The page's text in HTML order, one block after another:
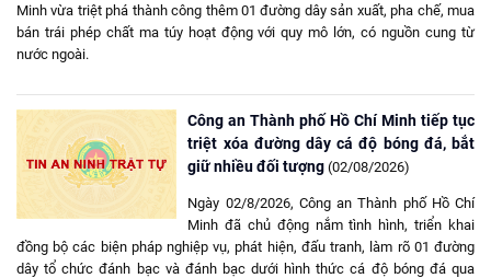
Minh vừa triệt phá thành công thêm 01 đường dây sản xuất, pha chế, mua
bán trái phép chất ma túy hoạt động với quy mô lớn, có nguồn cung từ
nước ngoài.
Công an Thành phố Hồ Chí Minh tiếp tục
triệt xóa đường dây cá độ bóng đá, bắt
giữ nhiều đối tượng (02/08/2026)
Ngày 02/8/2026, Công an Thành phố Hồ Chí
Minh đã chủ động nắm tình hình, triển khai
đồng bộ các biện pháp nghiệp vụ, phát hiện, đấu tranh, làm rõ 01 đường
dây tổ chức đánh bạc và đánh bạc dưới hình thức cá độ bóng đá qua